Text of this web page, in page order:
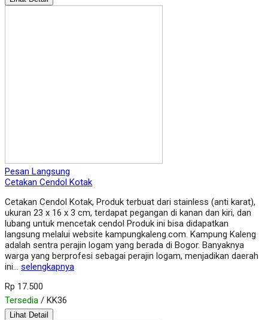
Pesan Langsung
Cetakan Cendol Kotak
Cetakan Cendol Kotak, Produk terbuat dari stainless (anti karat),
ukuran 23 x 16 x 3 cm, terdapat pegangan di kanan dan kiri, dan
lubang untuk mencetak cendol Produk ini bisa didapatkan
langsung melalui website kampungkaleng.com. Kampung Kaleng
adalah sentra perajin logam yang berada di Bogor. Banyaknya
warga yang berprofesi sebagai perajin logam, menjadikan daerah
ini… selengkapnya
Rp 17.500
Tersedia / KK36
Lihat Detail